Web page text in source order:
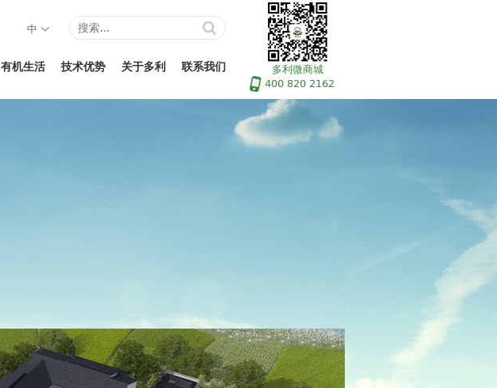
中
有机生活 技术优势 关于多利 联系我们
多利微商城
400 820 2162